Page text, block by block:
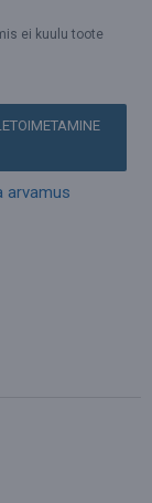
ei kuulu toote
arvamus